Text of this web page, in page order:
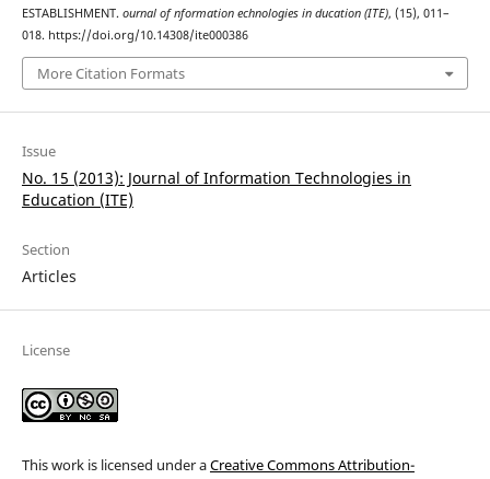
ESTABLISHMENT. ournal of nformation echnologies in ducation (ITE), (15), 011–
018. https://doi.org/10.14308/ite000386
More Citation Formats
Issue
No. 15 (2013): Journal of Information Technologies in
Education (ITE)
Section
Articles
License
This work is licensed under aCreative Commons Attribution-